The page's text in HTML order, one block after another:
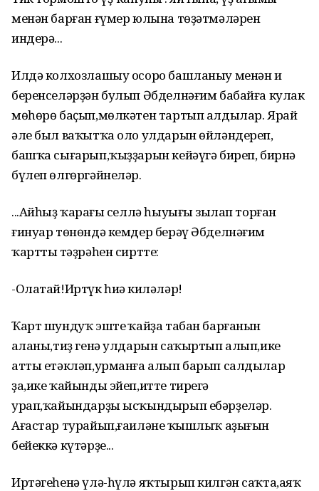
менән барған ғүмер юлына төҙәтмәләрен
индерә...
Илдә колхозлашыу осоро башланыу менән иң
беренселәрҙән булып Әбделнәғим бабайға кулак
мөһөрө баҫып,мөлкәтен тартып алдылар. Ярай
әле был ваҡытҡа оло улдарын өйләндереп,
башҡа сығарып,ҡыҙҙарын кейәүгә биреп, бирнә
бүлеп өлгөргәйнеләр.
...Айһыҙ ҡараңғы селлә һыуығы зыңлап торған
ғинуар төнөндә кемдер берәү Әбделнәғим
ҡарттың тәҙрәһен сиртте:
-Олатай!Иртүк һиңә киләләр!
Ҡарт шундуҡ эштең ҡайҙа табан барғанын
аңланы,тиҙ генә улдарын саҡыртып алып,ике
атты етәкләп,урманға алып барып салдылар
ҙа,ике ҡайынды эйеп,итте тирегә
урап,ҡайындарҙы ысҡындырып ебәрҙеләр.
Ағастар турайып,ғаиләнең ҡышлыҡ аҙығын
бейеккә күтәрҙе...
Иртәгеһенә үлә-һүлә яҡтырып килгән саҡта,аяҡ